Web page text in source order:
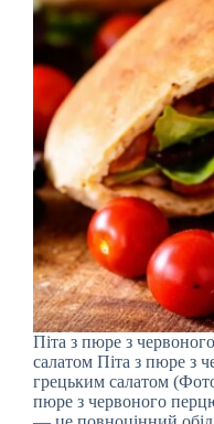
Піта з пюре з
салатом Піта з пюре з
грецьким салатом
пюре з червоного